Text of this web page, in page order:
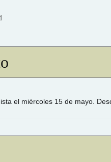
el miércoles 15 de mayo.